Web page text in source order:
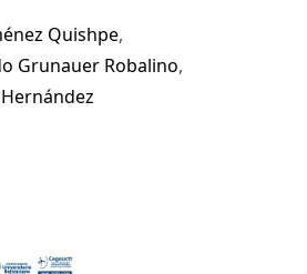
Quishpe,
Grunauer Robalino,